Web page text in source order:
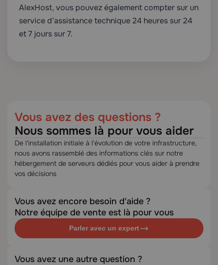
AlexHost, vous pouvez également compter sur un
service d’assistance technique 24 heures sur 24
et 7 jours sur 7.
Vous avez des questions ?
Nous sommes là pour vous aider
De l'installation initiale à l'évolution de votre infrastructure,
nous avons rassemblé des informations clés sur notre
hébergement de serveurs dédiés pour vous aider à prendre
vos décisions
Vous avez encore besoin d'aide ?
Notre équipe de vente est là pour vous
Parler avec un expert
Vous avez une autre question ?